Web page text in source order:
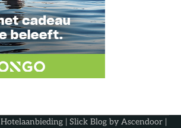
Hotelaanbieding| Slick Blog by Ascendoor|